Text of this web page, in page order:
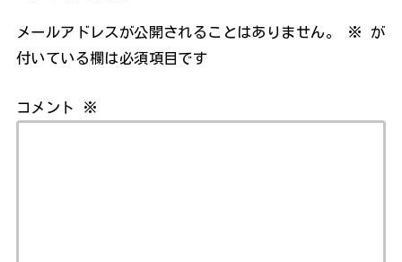
メールアドレスが公開されることはありません。 ※
が
付いている欄は必須項目です
コメント ※